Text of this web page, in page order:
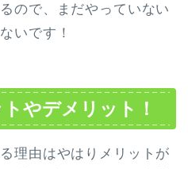
ので、まだやっていない
いです！
やデメリット！
理由はやはりメリットが